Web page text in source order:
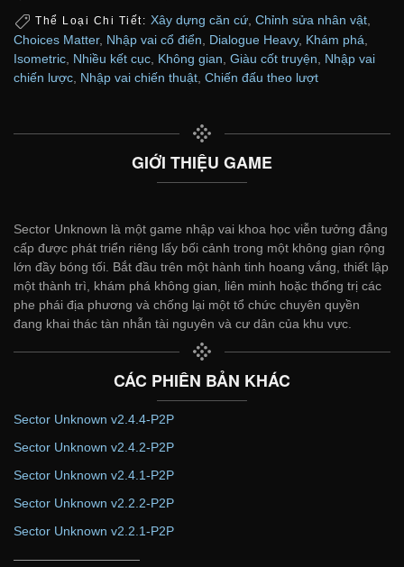
Thể Loại Chi Tiết: Xây dựng căn cứ, Chỉnh sửa nhân vật,
Choices Matter, Nhập vai cổ điển Dialogue Heavy, Khám phá
Isometric Nhiều kết cục Không gian Giàu cốt truyện
Nhập vai
chiến lược Nhập vai chiến thuật Chiến đấu theo lượt
GIỚI THIỆU GAME
Sector Unknown là một game nhập vai khoa học viễn tưởng đẳng
cấp được phát triển riêng lấy bối cảnh trong một không gian rộng
lớn đầy bóng tối. Bắt đầu trên một hành tinh hoang vắng, thiết lập
một thành trì, khám phá không gian, liên minh hoặc thống trị các
phe phái địa phương và chống lại một tổ chức chuyên quyền
đang khai thác tàn nhẫn tài nguyên và cư dân của khu vực.
CÁC PHIÊN BẢN KHÁC
Sector Unknown v2.4.4-P2P
Sector Unknown v2.4.2-P2P
Sector Unknown v2.4.1-P2P
Sector Unknown v2.2.2-P2P
Sector Unknown v2.2.1-P2P
——————————